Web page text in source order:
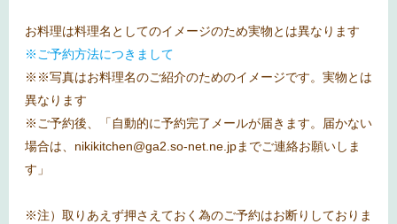
お料理は料理名としてのイメージのため実物とは異なります
※ご予約方法につきまして
※※写真はお料理名のご紹介のためのイメージです。実物とは
異なります
※ご予約後、「自動的に予約完了メールが届きます。届かない
場合は、nikikitchen@ga2.so-net.ne.jpまでご連絡お願いしま
す」
※注）取りあえず押さえておく為のご予約はお断りしておりま